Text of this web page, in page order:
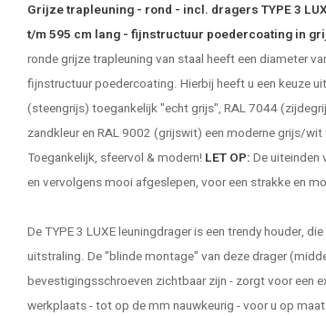
Grijze trapleuning - rond - incl. dragers TYPE 3
t/m 595 cm lang - fijnstructuur poedercoating in
rondegrijze trapleuning van staal heeft een diameter
fijnstructuur poedercoating. Hierbij heeft u een keuze
(steengrijs) toegankelijk "echt grijs", RAL 7044
zandkleur en RAL 9002 (grijswit) een moderne grijs/
Toegankelijk, sfeervol & modern! LET OP: De uiteinden
en vervolgens mooi afgeslepen, voor een strakke en
De TYPE 3 LUXE leuningdrager is een trendy houder,
uitstraling. De "blinde montage" van deze drager
bevestigingsschroeven zichtbaar zijn - zorgt voor een
werkplaats - tot op de mm nauwkeurig - voor u op